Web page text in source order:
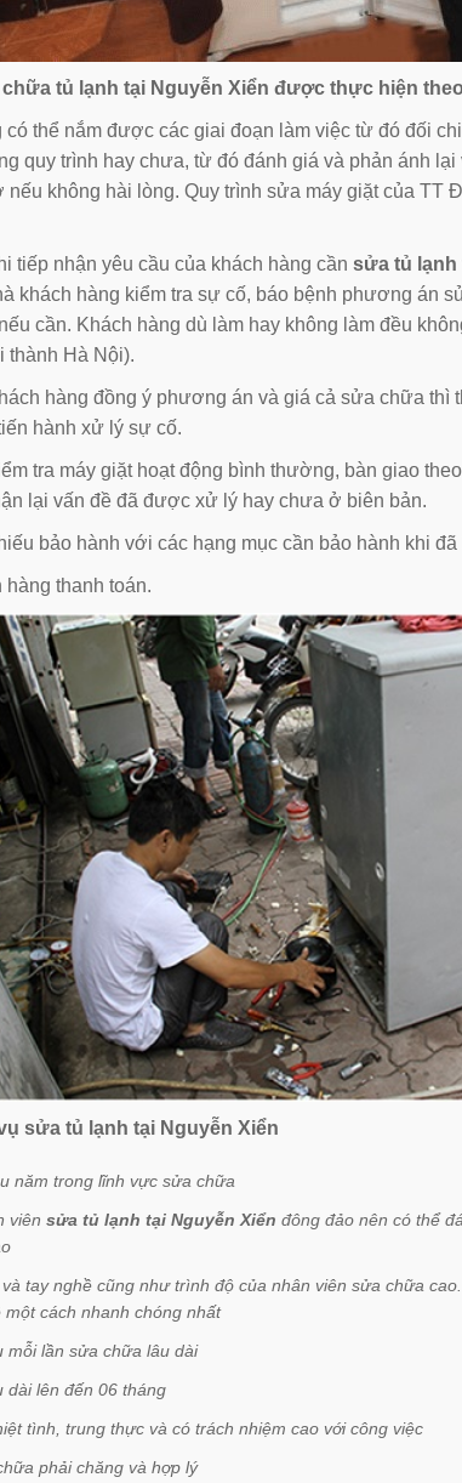
tủ lạnh tại Nguyễn Xiển được thực hiện
có thể nắm được các giai đoạn làm việc từ đó đối
quy trình hay chưa, từ đó đánh giá và phản ánh
nếu không hài lòng. Quy trình sửa máy giặt của TT
tiếp nhận yêu cầu của khách hàng cần sửa tủ lạnh
khách hàng kiểm tra sự cố, báo bệnh phương án
cần. Khách hàng dù làm hay không làm đều
thành Hà Nội).
hàng đồng ý phương án và giá cả sửa chữa thì
hành xử lý sự cố.
tra máy giặt hoạt động bình thường, bàn giao
lại vấn đề đã được xử lý hay chưa ở biên bản.
bảo hành với các hạng mục cần bảo hành khi đã
thanh toán.
sửa tủ lạnh tại Nguyễn Xiển
năm trong lĩnh vực sửa chữa
viên sửa tủ lạnh tại Nguyễn Xiển đông đảo nên có thể
tay nghề cũng như trình độ của nhân viên sửa chữa
một cách nhanh chóng nhất
mỗi lần sửa chữa lâu dài
dài lên đến 06 tháng
tình, trung thực và có trách nhiệm cao với công việc
phải chăng và hợp lý